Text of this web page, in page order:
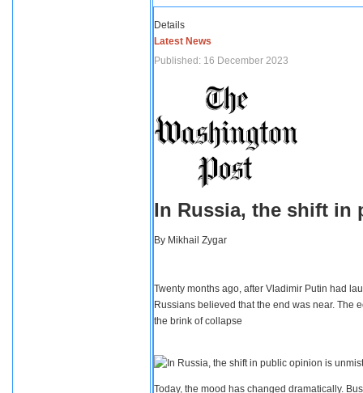
Details
Latest News
Published: 16 December 2023
In Russia, the shift in
By Mikhail Zygar
Twenty months ago, after Vladimir Putin had
Russians believed that the end was near. The
the brink of collapse
Today, the mood has changed dramatically.